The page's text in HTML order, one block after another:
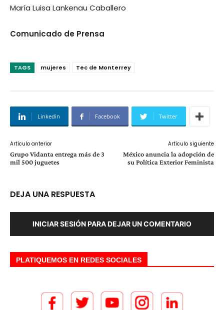
María Luisa Lankenau Caballero
Comunicado de Prensa
TAGS mujeres Tec de Monterrey
Linkedin Facebook Twitter
Artículo anterior
Grupo Vidanta entrega más de 3
mil 500 juguetes
Artículo siguiente
México anuncia la adopción de
su Política Exterior Feminista
DEJA UNA RESPUESTA
INICIAR SESIÓN PARA DEJAR UN COMENTARIO
PLATIQUEMOS EN REDES SOCIALES